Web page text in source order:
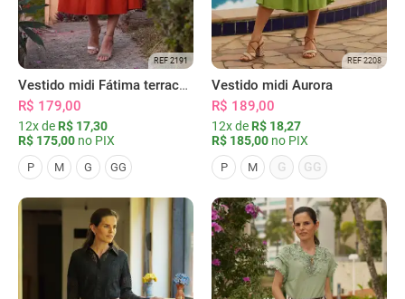
REF 2191
Vestido midi Fátima terracota
R$ 179,00
12x de R$ 17,30
R$ 175,00 no PIX
P M G GG
REF 2208
Vestido midi Aurora
R$ 189,00
12x de R$ 18,27
R$ 185,00 no PIX
P M G GG